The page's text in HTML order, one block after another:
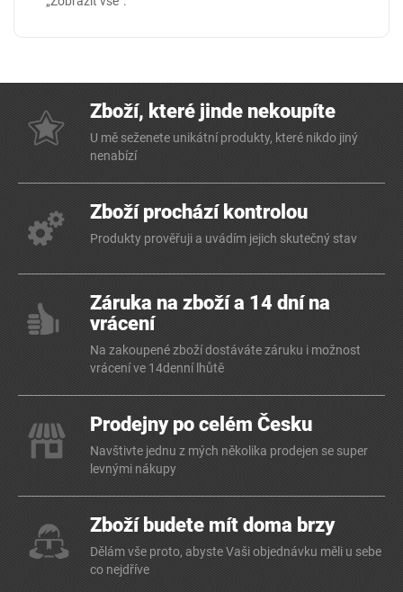
Zboží, které jinde nekoupíte
U mě seženete unikátní produkty, které nikdo jiný
nenabízí
Zboží prochází kontrolou
Produkty prověřuji a uvádím jejich skutečný stav
Záruka na zboží a 14 dní na
vrácení
Na zakoupené zboží dostáváte záruku i možnost
vrácení ve 14denní lhůtě
Prodejny po celém Česku
Navštivte jednu z mých několika prodejen se super
levnými nákupy
Zboží budete mít doma brzy
Dělám vše proto, abyste Vaši objednávku měli u sebe
co nejdříve